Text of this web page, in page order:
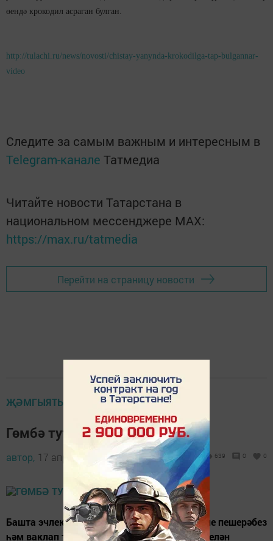
өендә крокодил асраган булган.
http://tulachi.ru/news/novosti/chistay-yanynda-krokodilga-tap-bulgannar-
video
Следите за самым важным и интересным в
Telegram-канале Татмедиа
Читайте новости Татарстана в
национальном мессенджере MАХ:
https://max.ru/tatmedia
Перейти на страницу новости
ҖӘМГЫЯТЬ
Гөмбә тутырылган бәрәңге
автор, 17 апрель 2018 - 12:00 639 0 0
Башта эчлек әзерлибез. Моның өчен гөмбәне пешерәбез
һәм ваклап турыйбыз да ак ипи йомшагы белән